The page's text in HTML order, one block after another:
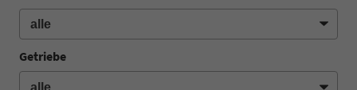
Getriebe